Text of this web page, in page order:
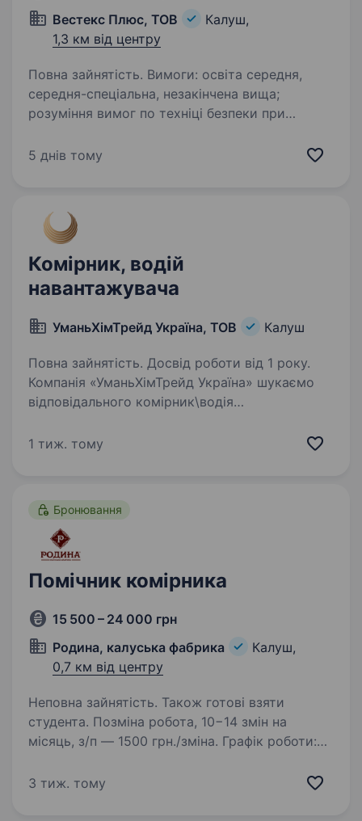
Вестекс Плюс, ТОВ
Калуш,
1,3 км від центру
Повна зайнятість. Вимоги: освіта середня,
середня-спеціальна, незакінчена вища;
розуміння вимог по техніці безпеки при
розвантажувальних робіт; вміння виконувати
5 днів тому
Комірник, водій
навантажувача
УманьХімТрейд Україна, ТОВ Калуш
Повна зайнятість. Досвід роботи від 1 року.
Компанія «УманьХімТрейд Україна» шукаємо
відповідального комірник\водія
важливо, щоб усе було на своїх місцях і
1 тиж. тому
Бронювання
Помічник комірника
15 500 – 24 000 грн
Родина, калуська фабрика
Калуш,
0,7 км від центру
Неповна зайнятість. Також готові взяти
студента. Позміна робота, 10−14 змін на
місяць, з/п — 1500 грн./зміна. Графік роботи:
будь ласка звертатись за тел. 0958629126
3 тиж. тому